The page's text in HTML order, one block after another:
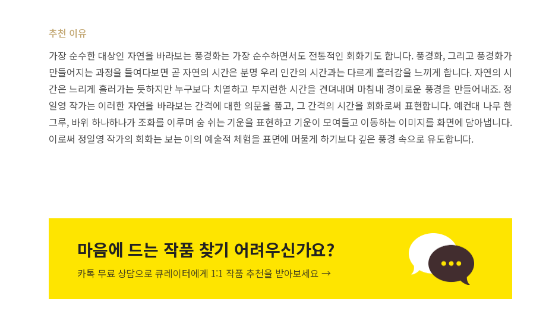
추천 이유
가장 순수한 대상인 자연을 바라보는 풍경화는 가장 순수하면서도 전통적인 회화기도 합니다. 풍경화, 그리고 풍경화가
만들어지는 과정을 들여다보면 곧 자연의 시간은 분명 우리 인간의 시간과는 다르게 흘러감을 느끼게 합니다. 자연의 시
간은 느리게 흘러가는 듯하지만 누구보다 치열하고 부지런한 시간을 견뎌내며 마침내 경이로운 풍경을 만들어내죠. 정
일영 작가는 이러한 자연을 바라보는 간격에 대한 의문을 품고, 그 간격의 시간을 회화로써 표현합니다. 예컨대 나무 한
그루, 바위 하나하나가 조화를 이루며 숨 쉬는 기운을 표현하고 기운이 모여들고 이동하는 이미지를 화면에 담아냅니다.
이로써 정일영 작가의 회화는 보는 이의 예술적 체험을 표면에 머물게 하기보다 깊은 풍경 속으로 유도합니다.
마음에 드는 작품 찾기 어려우신가요?
카톡 무료 상담으로 큐레이터에게 1:1 작품 추천을 받아보세요 →